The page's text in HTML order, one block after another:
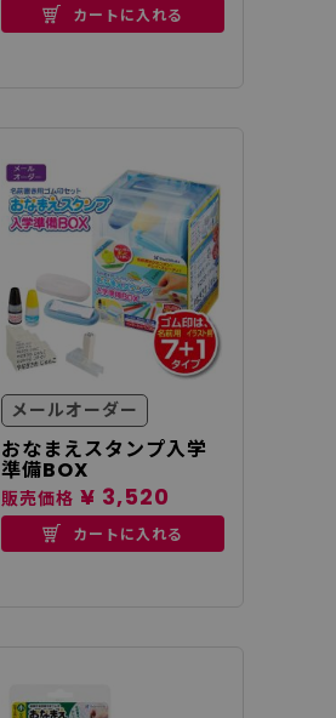
カートに入れる
メールオーダー
おなまえスタンプ入学
準備BOX
販売価格 ¥ 3,520
カートに入れる